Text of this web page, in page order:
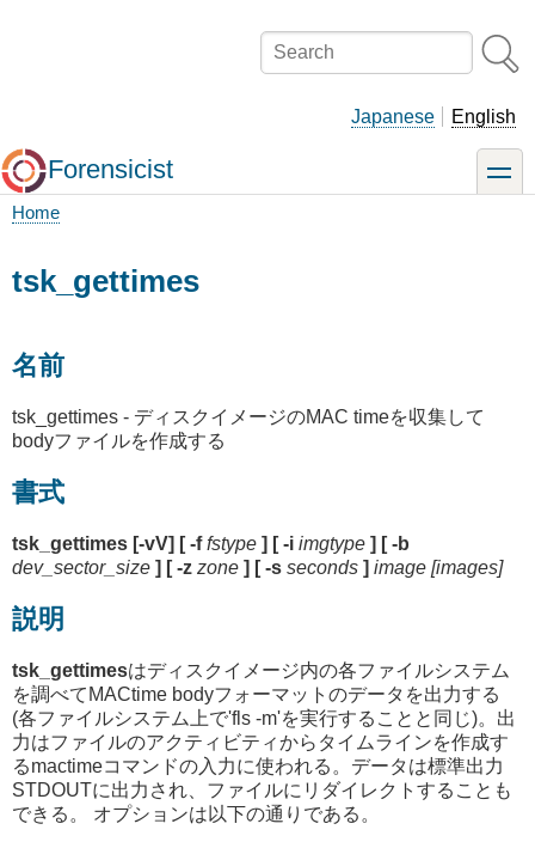
Search
Japanese English
Forensicist toggle
Home
tsk_gettimes
名前
tsk_gettimes - ディスクイメージのMAC timeを収集して
bodyファイルを作成する
書式
tsk_gettimes [-vV] [ -f fstype ] [ -i imgtype ] [ -b
dev_sector_size ] [ -z zone ] [ -s seconds ] image [images]
説明
tsk_gettimesはディスクイメージ内の各ファイルシステム
を調べてMACtime bodyフォーマットのデータを出力する
(各ファイルシステム上で'fls -m'を実行することと同じ)。出
力はファイルのアクティビティからタイムラインを作成す
るmactimeコマンドの入力に使われる。データは標準出力
STDOUTに出力され、ファイルにリダイレクトすることも
できる。 オプションは以下の通りである。